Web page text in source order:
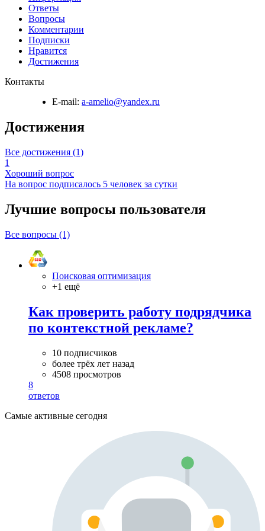
Ответы
Вопросы
Комментарии
Подписки
Нравится
Достижения
Контакты
E-mail: a-amelio@yandex.ru
Достижения
Все достижения (1)
1
Хороший вопрос
На вопрос подписалось 5 человек за сутки
Лучшие вопросы пользователя
Все вопросы (1)
Поисковая оптимизация
+1 ещё
Как проверить работу подрядчика
по контекстной рекламе?
10 подписчиков
более трёх лет назад
4508 просмотров
8
ответов
Самые активные сегодня